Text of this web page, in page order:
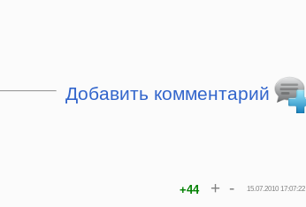
Добавить комментарий
15.07.2010 17:07:22
+44 + -